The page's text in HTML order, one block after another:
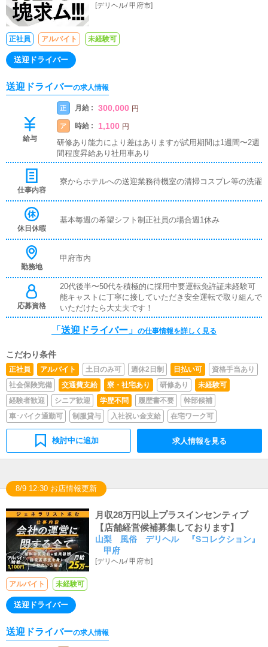
[デリヘル/甲府市]
正社員 アルバイト 未経験可
送迎ドライバー
送迎ドライバーの求人情報
給与
正 月給 : 300,000 円
ア 時給 : 1,100 円
研修あり能力により差はありますが試用期間は1週間〜2週
間程度昇給あり社用車あり
仕事内容
寮からホテルへの送迎業務待機室の清掃コスプレ等の洗濯
休日休暇
基本毎週の希望シフト制正社員の場合週1休み
勤務地
甲府市内
応募資格
20代後半〜50代を積極的に採用中要運転免許証未経験可
能キャストに丁寧に接していただき安全運転で取り組んで
いただけたら大丈夫です！
「送迎ドライバー」 の仕事情報を詳しく見る
こだわり条件
正社員 アルバイト 土日のみ可 週休2日制 日払い可
資格手当あり
社会保険完備
交通費支給 寮・社宅あり 研修あり
未経験可
経験者歓迎
シニア歓迎 学歴不問 履歴書不要
幹部候補
車･バイク通勤可
制服貸与 入社祝い金支給 在宅ワーク可
検討中に追加 求人情報を見る
8/9 12:30 お店情報更新
月収28万円以上プラスインセンティブ
【店舗経営候補募集しております】
山梨 風俗 デリヘル 『Sコレクション』
甲府
[デリヘル/甲府市]
アルバイト 未経験可
送迎ドライバー
送迎ドライバーの求人情報